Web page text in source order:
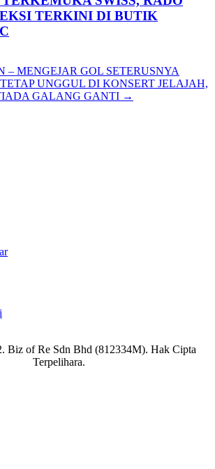
TERKINI DI BUTIK
MENGEJAR GOL SETERUSNYA
UNGGUL DI KONSERT JELAJAH,
GALANG GANTI →
Biz of Re Sdn Bhd (812334M). Hak Cipta
Terpelihara.